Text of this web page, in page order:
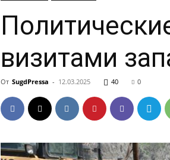
визитами
От SugdPressa - 12.03.2025 40 0